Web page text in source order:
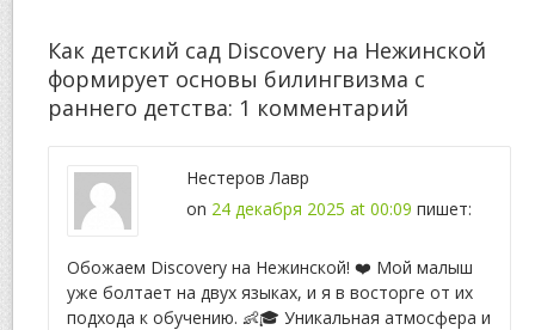
Как детский сад Discovery на Нежинской
формирует основы билингвизма с
раннего детства: 1 комментарий
Нестеров Лавр
on 24 декабря 2025 at 00:09 пишет:
Обожаем Discovery на Нежинской! ❤️ Мой малыш
уже болтает на двух языках, и я в восторге от их
подхода к обучению. 👶🎓 Уникальная атмосфера и